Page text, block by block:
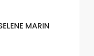
MARIN